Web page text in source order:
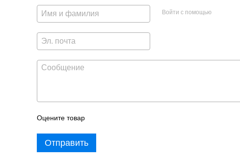
Войти с помощью
Оцените товар
Отправить